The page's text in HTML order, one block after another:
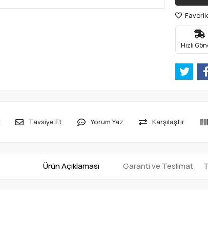
Hızlı
Tavsiye Et Yorum Yaz Karşılaştır
Ürün Açıklaması Garanti ve Teslimat